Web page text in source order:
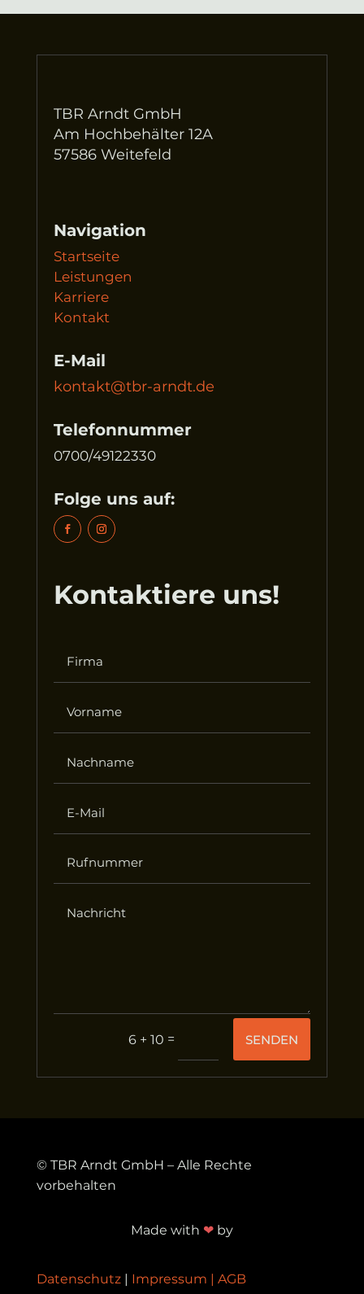
TBR Arndt GmbH
Am Hochbehälter 12A
57586 Weitefeld
Navigation
Startseite
Leistungen
Karriere
Kontakt
E-Mail
kontakt@tbr-arndt.de
Telefonnummer
0700/49122330
Folge uns auf:
Kontaktiere uns!
6 + 10 = SENDEN
© TBR Arndt GmbH – Alle Rechte
vorbehalten
Made with ❤by
Datenschutz| Impressum | AGB